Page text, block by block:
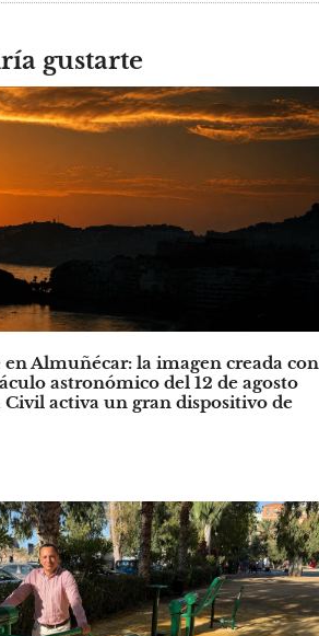
gustarte
en Almuñécar: la imagen creada con
astronómico del 12 de agosto
activa un gran dispositivo de